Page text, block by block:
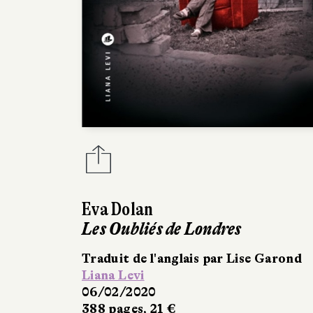
Eva Dolan
Les Oubliés de Londres
Traduit de l'anglais par Lise Garond
Liana Levi
06/02/2020
388 pages, 21 €